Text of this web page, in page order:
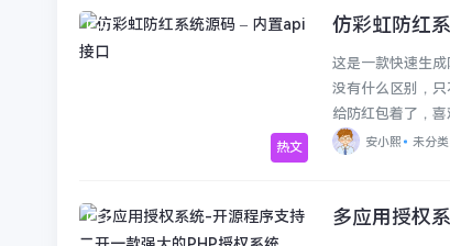
热文
未分
仿彩虹防红
这是一款快速生
没有什么区别，
给防红包着了，喜
安小熙 未分类
未分
多应用授权